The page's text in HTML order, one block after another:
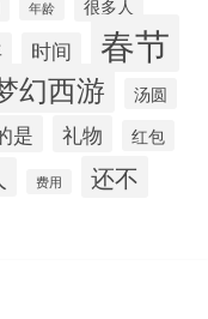
年龄 很多人
时间 春节
幻西游 汤圆
是 礼物 红包
费用 还不